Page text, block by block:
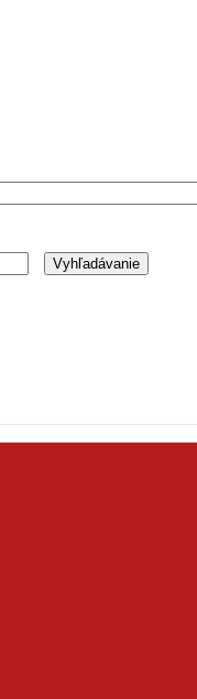
Vyhľadávanie